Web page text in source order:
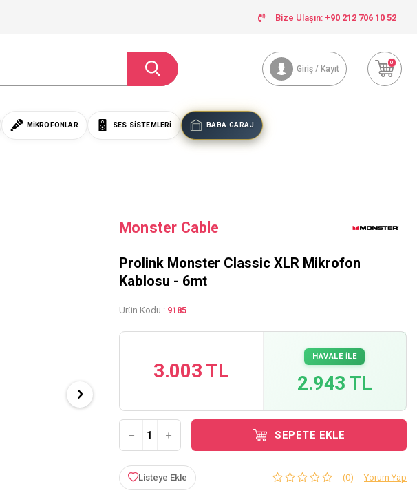
Bize Ulaşın: +90 212 706 10 52
Giriş / Kayıt
0
MIKROFONLAR SES SISTEMLERI BABA GARAJ
Monster Cable
Prolink Monster Classic XLR Mikrofon
Kablosu - 6mt
Ürün Kodu : 9185
3.003 TL
HAVALE İLE
2.943 TL
SEPETE EKLE
Listeye Ekle (0) Yorum Yap